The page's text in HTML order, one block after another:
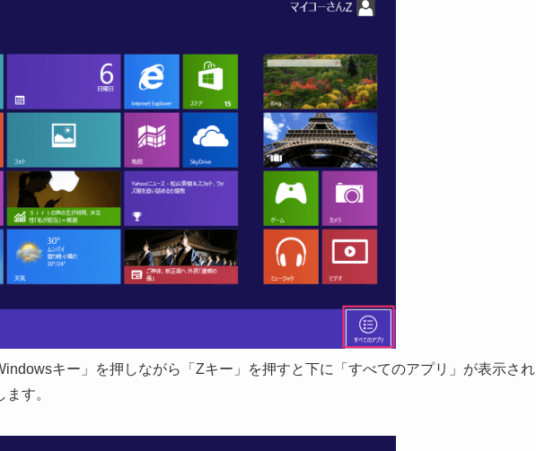
キー」を押しながら「Zキー」を押すと下に「すべてのアプリ」が表示され
す。